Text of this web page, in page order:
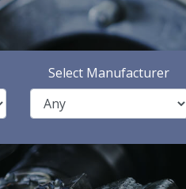
Select Manufacturer